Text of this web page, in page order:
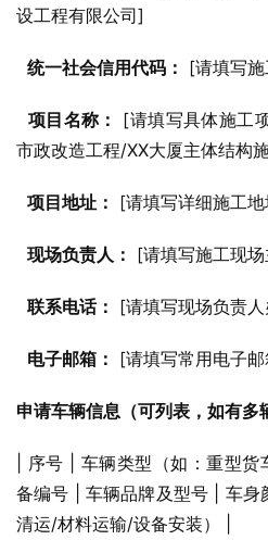
设工程有限公司]
统一社会信用代码： [请填写
项目名称：
[请填写具体施工
市政改造工程/XX大厦主体结构
项目地址： [请填写详细施工
现场负责人： [请填写施工现
联系电话： [请填写现场负责
电子邮箱： [请填写常用电子
申请车辆信息（可列表，如有多
| 序号 | 车辆类型（如：重型
备编号 | 车辆品牌及型号 | 车身
清运/材料运输/设备安装） |